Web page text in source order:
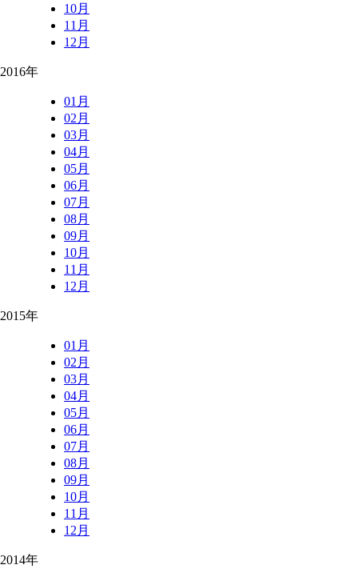
10月
11月
12月
2016年
01月
02月
03月
04月
05月
06月
07月
08月
09月
10月
11月
12月
2015年
01月
02月
03月
04月
05月
06月
07月
08月
09月
10月
11月
12月
2014年